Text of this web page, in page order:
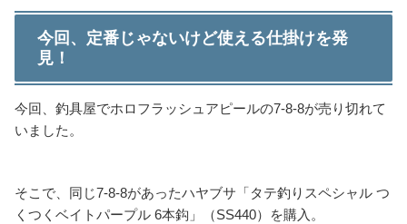
今回、定番じゃないけど使える仕掛けを発
見！
今回、釣具屋でホロフラッシュアピールの7-8-8が売り切れて
いました。
そこで、同じ7-8-8があったハヤブサ「タテ釣りスペシャル つ
くつくベイトパープル 6本鈎」（SS440）を購入。